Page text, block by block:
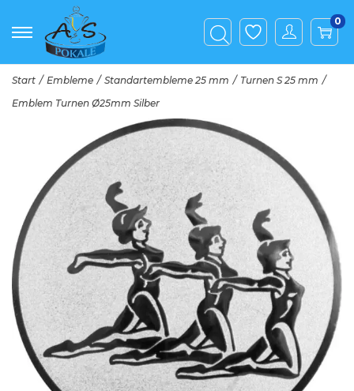
0
Start / Embleme / Standartembleme 25 mm / Turnen S 25 mm /
Emblem Turnen Ø25mm Silber